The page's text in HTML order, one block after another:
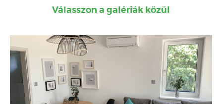
Válasszon a galériák közül